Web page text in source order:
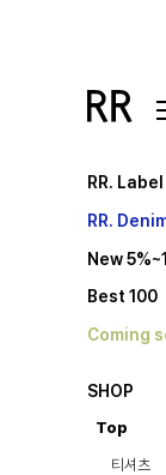
RR. Label
RR.
New
Best 100
Coming
SHOP
Top
티셔츠